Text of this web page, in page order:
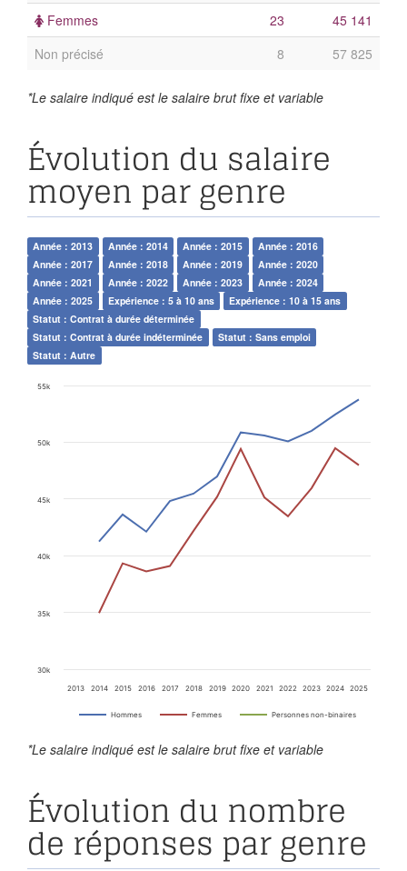
Femmes
23
45 141
Non précisé
8 57 825
*Le salaire indiqué est le salaire brut fixe et variable
Évolution du salaire
moyen par genre
Année : 2013 Année : 2014 Année : 2015
Année : 2016
Année : 2017
Année : 2018 Année : 2019
Année : 2020
Année : 2021
Année : 2022 Année : 2023
Année : 2024
Année : 2025
Expérience : 5 à 10 ans
Expérience : 10 à 15 ans
Statut : Contrat à durée déterminée
Statut : Contrat à durée indéterminée
Statut : Sans emploi
Statut : Autre
Hommes Femmes Personnes non-binaires
2013 2014 2015 2016 2017 2018 2019 2020 2021 2022 2023 2024 2025
30k
35k
40k
45k
50k
55k
*Le salaire indiqué est le salaire brut fixe et variable
Évolution du nombre
de réponses par genre